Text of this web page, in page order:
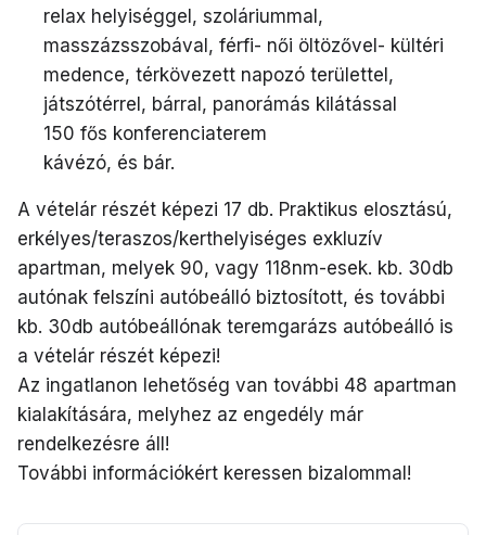
relax helyiséggel, szoláriummal,
masszázsszobával, férfi- női öltözővel- kültéri
medence, térkövezett napozó területtel,
játszótérrel, bárral, panorámás kilátással
150 fős konferenciaterem
kávézó, és bár.
A vételár részét képezi 17 db. Praktikus elosztású,
erkélyes/teraszos/kerthelyiséges exkluzív
apartman, melyek 90, vagy 118nm-esek. kb. 30db
autónak felszíni autóbeálló biztosított, és további
kb. 30db autóbeállónak teremgarázs autóbeálló is
a vételár részét képezi!
Az ingatlanon lehetőség van további 48 apartman
kialakítására, melyhez az engedély már
rendelkezésre áll!
További információkért keressen bizalommal!